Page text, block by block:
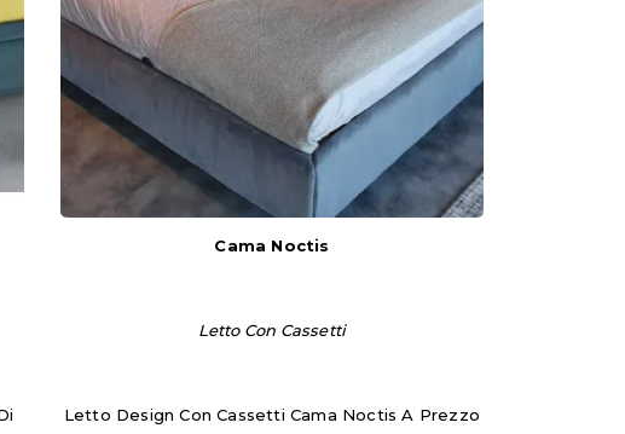
Cama Noctis
Letto Con Cassetti
Letto Design Con Cassetti Cama Noctis A Prezzo